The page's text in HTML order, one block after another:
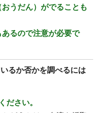
うだん）がでることも
るので注意が必要で
るか否かを調べるには
ださい。